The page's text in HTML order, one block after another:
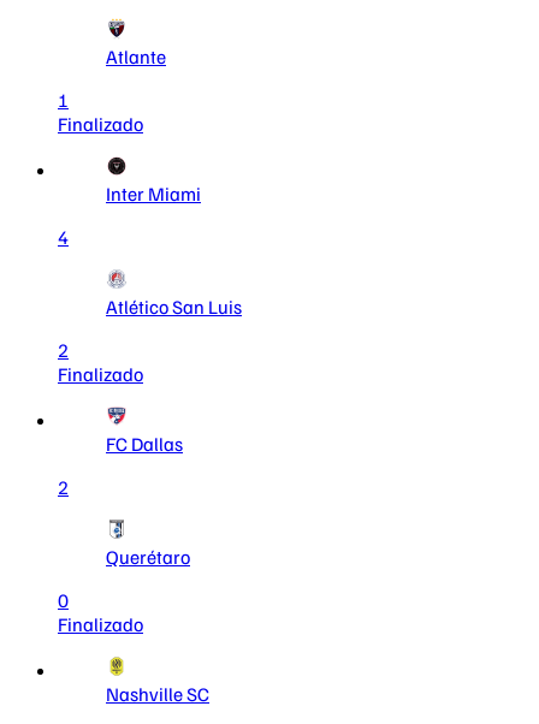
Atlante
1
Finalizado
Inter Miami
4
Atlético San Luis
2
Finalizado
FC Dallas
2
Querétaro
0
Finalizado
Nashville SC